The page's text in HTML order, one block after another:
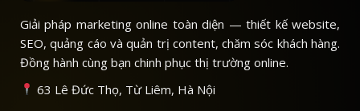
Giải pháp marketing online toàn diện — thiết kế website,
SEO, quảng cáo và quản trị content, chăm sóc khách hàng.
Đồng hành cùng bạn chinh phục thị trường online.
63 Lê Đức Thọ, Từ Liêm, Hà Nội